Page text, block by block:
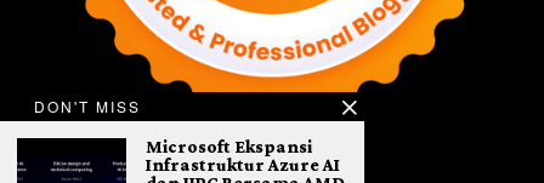
DON'T MISS
Microsoft Ekspansi
Infrastruktur Azure AI